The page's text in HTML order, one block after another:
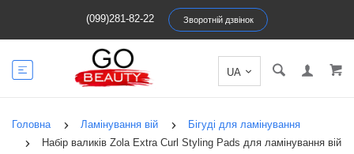
(099)281-82-22 Зворотній дзвінок
Головна Ламінування вій
Бігуді для ламінування
Набір валиків Zola Extra Curl Styling Pads для ламінування вій